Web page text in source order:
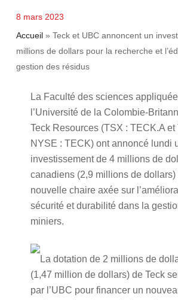
8 mars 2023
Accueil» Teck et UBC annoncent un
millions de dollars pour la recherche et
gestion des résidus
La Faculté des sciences
l’Université de la Colombie-
Teck Resources (TSX : TECK.A et
NYSE : TECK) ont annoncé lundi
investissement de 4 millions de
canadiens (2,9 millions de dollars)
nouvelle chaire axée sur
sécurité et durabilité dans la
miniers.
La dotation de 2 millions de
(1,47 million de dollars) de Teck
par l’UBC pour financer un